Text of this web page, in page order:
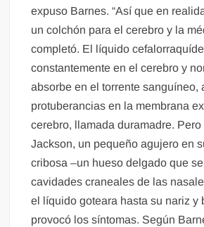
expuso Barnes. “Así que en
un colchón para el cerebro y la
completó. El líquido
constantemente en el cerebro y
absorbe en el torrente sanguíneo,
protuberancias en la membrana
cerebro, llamada duramadre.
Jackson, un pequeño agujero en
cribosa –un hueso delgado que
cavidades craneales de las
el líquido goteara hasta su nariz y
provocó los síntomas. Según